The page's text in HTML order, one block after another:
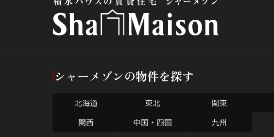
シャーメゾンの物件を探す
北海道 東北 関東
関西
中国・四国 九州